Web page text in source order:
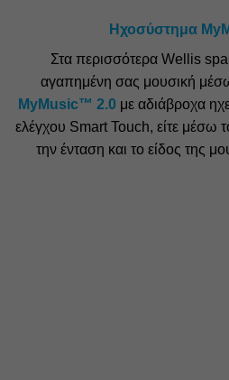
Ηχοσύστημα
Στα περισσότερα Wellis
αγαπημένη σας μουσική
MyMusic™ 2.0με αδιάβροχα
ελέγχου Smart Touch, είτε μέσω
την ένταση και το είδος της